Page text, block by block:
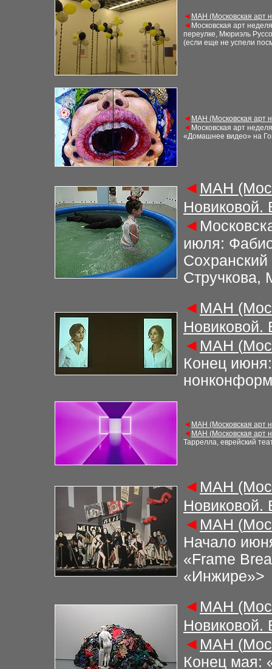
◄ МАН (Московская арт
◄ Московская арт неделя
переулке, Мюриэль
(если еще не успели
◄ МАН (Московская арт
◄ Московская арт неделя
«Домашнее видео» на
◄ МАН
Новиковой.
◄
июля:
◄ МАН
Новиковой.
◄ МАН (
Конец
◄ МАН (Московская арт
◄ МАН (Московская арт
Таррелла, еврейский
◄ МАН
Новиковой.
◄ МАН (
Начало
«Frame
«Инжире»>
◄ МАН
Новиковой.
◄ МАН (
Конец мая: